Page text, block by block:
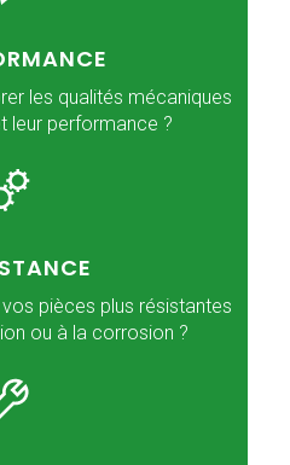
les qualités mécaniques
leur performance ?
pièces plus résistantes
ou à la corrosion ?